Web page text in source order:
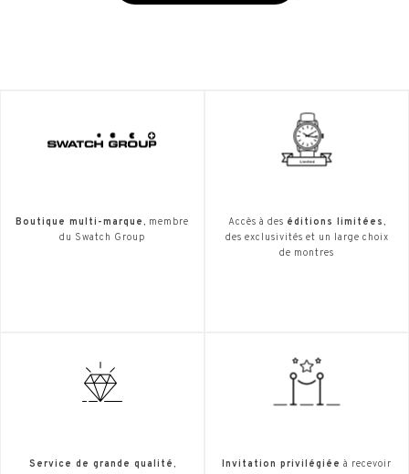
Boutique multi-marque, membre
du Swatch Group
Accès à des éditions limitées,
des exclusivités et un large choix
de montres
Service de grande qualité,
Invitation privilégiée à recevoir